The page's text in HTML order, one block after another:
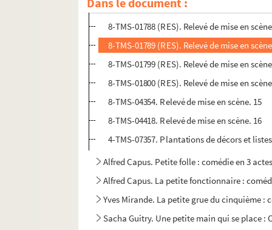
8-TMS-01787-2 (RES). Brochure d'acteur
8-TMS-01788 (RES). Relevé de mise en
8-TMS-01789 (RES). Relevé de mise en
8-TMS-01799 (RES). Relevé de mise en
8-TMS-01800 (RES). Relevé de mise en
8-TMS-04354. Relevé de mise en scène. 15
8-TMS-04418. Relevé de mise en scène. 16
4-TMS-07357. Plantations de décors et
Alfred Capus. Petite folle : comédie en 3
Alfred Capus. La petite fonctionnaire :
Yves Mirande. La petite grue du cinquième :
Sacha Guitry. Une petite main qui se place :